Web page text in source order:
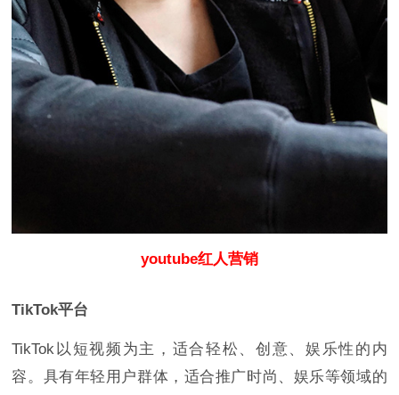
youtube红人营销
TikTok平台
TikTok以短视频为主，适合轻松、创意、娱乐性的内
容。具有年轻用户群体，适合推广时尚、娱乐等领域的